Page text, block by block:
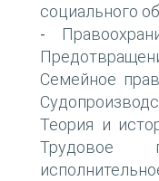
социального
-
Семейное
Теория и
Трудовое